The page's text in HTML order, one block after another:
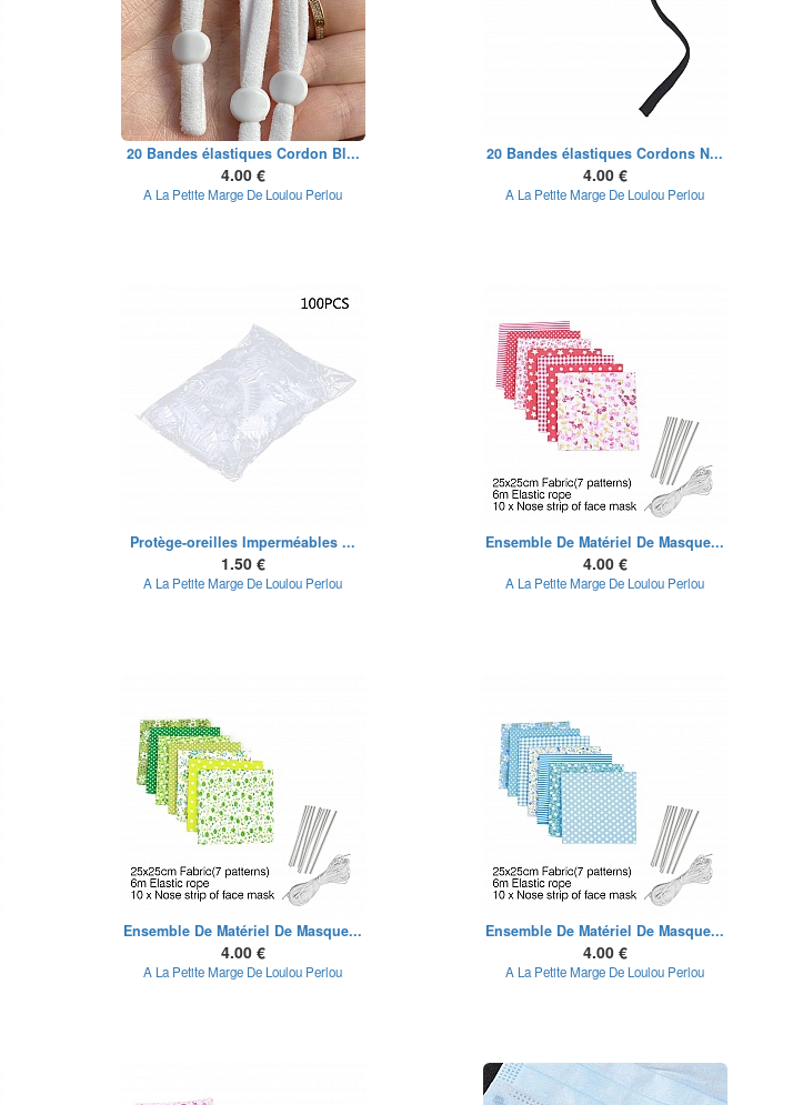
20 Bandes élastiques Cordon Bl...
4.00 €
A La Petite Marge De Loulou Perlou
20 Bandes élastiques Cordons N...
4.00 €
A La Petite Marge De Loulou Perlou
Protège-oreilles Imperméables ...
1.50 €
A La Petite Marge De Loulou Perlou
Ensemble De Matériel De Masque...
4.00 €
A La Petite Marge De Loulou Perlou
Ensemble De Matériel De Masque...
4.00 €
A La Petite Marge De Loulou Perlou
Ensemble De Matériel De Masque...
4.00 €
A La Petite Marge De Loulou Perlou